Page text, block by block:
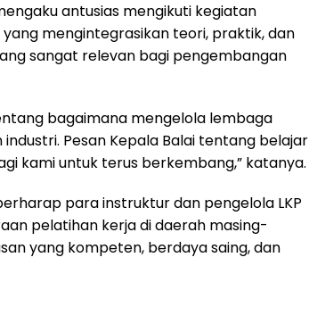
antusias mengikuti kegiatan
mengintegrasikan teori, praktik, dan
sangat relevan bagi pengembangan
bagaimana mengelola lembaga
Pesan Kepala Balai tentang belajar
kami untuk terus berkembang,” katanya.
para instruktur dan pengelola LKP
pelatihan kerja di daerah masing-
yang kompeten, berdaya saing, dan